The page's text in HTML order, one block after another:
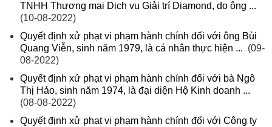
TNHH Thương mại Dịch vụ Giải trí Diamond, do ông ...
(10-08-2022)
Quyết định xử phạt vi phạm hành chính đối với ông Bùi
Quang Viễn, sinh năm 1979, là cá nhân thực hiện ... (09-
08-2022)
Quyết định xử phạt vi phạm hành chính đối với bà Ngô
Thị Hảo, sinh năm 1974, là đại diện Hộ Kinh doanh ...
(08-08-2022)
Quyết định xử phạt vi phạm hành chính đối với Công ty